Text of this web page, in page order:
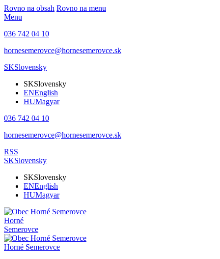
Rovno na obsah Rovno na menu
Menu
036 742 04 10
hornesemerovce@hornesemerovce.sk
SKSlovensky
SKSlovensky
ENEnglish
HUMagyar
036 742 04 10
hornesemerovce@hornesemerovce.sk
RSS
SKSlovensky
SKSlovensky
ENEnglish
HUMagyar
Horné
Semerovce
Horné Semerovce